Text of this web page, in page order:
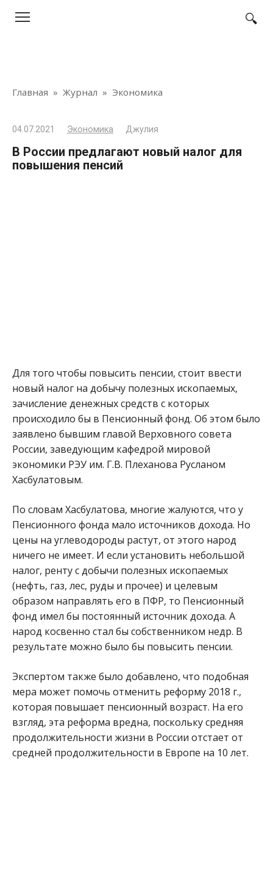
Главная » Журнал » Экономика
04.07.2021 Экономика Джулия
В России предлагают новый налог для
повышения пенсий
Для того чтобы повысить пенсии, стоит ввести
новый налог на добычу полезных ископаемых,
зачисление денежных средств с которых
происходило бы в Пенсионный фонд. Об этом было
заявлено бывшим главой Верховного совета
России, заведующим кафедрой мировой
экономики РЭУ им. Г.В. Плеханова Русланом
Хасбулатовым.
По словам Хасбулатова, многие жалуются, что у
Пенсионного фонда мало источников дохода. Но
цены на углеводороды растут, от этого народ
ничего не имеет. И если установить небольшой
налог, ренту с добычи полезных ископаемых
(нефть, газ, лес, руды и прочее) и целевым
образом направлять его в ПФР, то Пенсионный
фонд имел бы постоянный источник дохода. А
народ косвенно стал бы собственником недр. В
результате можно было бы повысить пенсии.
Экспертом также было добавлено, что подобная
мера может помочь отменить реформу 2018 г.,
которая повышает пенсионный возраст. На его
взгляд, эта реформа вредна, поскольку средняя
продолжительности жизни в России отстает от
средней продолжительности в Европе на 10 лет.